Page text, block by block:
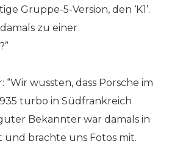
Gruppe-5-Version, den ‘K1’.
zu einer
“Wir wussten, dass Porsche im
turbo in Südfrankreich
Bekannter war damals in
und brachte uns Fotos mit.